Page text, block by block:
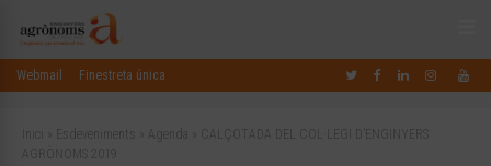
Webmail Finestreta única
Inici Esdeveniments Agenda
CALÇOTADA DEL COL·LEGI D’ENGINYERS
AGRÒNOMS 2019